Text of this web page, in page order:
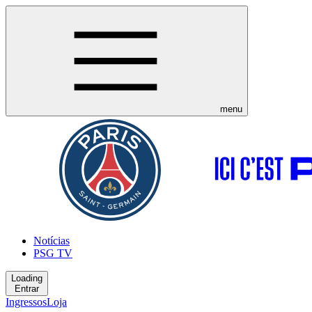
menu
Notícias
PSG TV
Loading
Entrar
IngressosLoja